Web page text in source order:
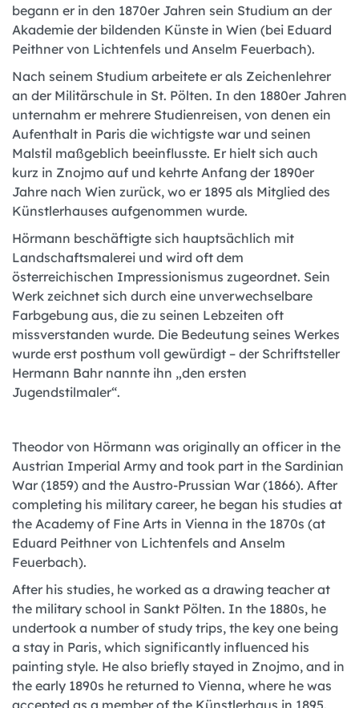
begann er in den 1870er Jahren sein Studium an der
Akademie der bildenden Künste in Wien (bei Eduard
Peithner von Lichtenfels und Anselm Feuerbach).
Nach seinem Studium arbeitete er als Zeichenlehrer
an der Militärschule in St. Pölten. In den 1880er Jahren
unternahm er mehrere Studienreisen, von denen ein
Aufenthalt in Paris die wichtigste war und seinen
Malstil maßgeblich beeinflusste. Er hielt sich auch
kurz in Znojmo auf und kehrte Anfang der 1890er
Jahre nach Wien zurück, wo er 1895 als Mitglied des
Künstlerhauses aufgenommen wurde.
Hörmann beschäftigte sich hauptsächlich mit
Landschaftsmalerei und wird oft dem
österreichischen Impressionismus zugeordnet. Sein
Werk zeichnet sich durch eine unverwechselbare
Farbgebung aus, die zu seinen Lebzeiten oft
missverstanden wurde. Die Bedeutung seines Werkes
wurde erst posthum voll gewürdigt – der Schriftsteller
Hermann Bahr nannte ihn „den ersten
Jugendstilmaler“.
Theodor von Hörmann was originally an officer in the
Austrian Imperial Army and took part in the Sardinian
War (1859) and the Austro-Prussian War (1866). After
completing his military career, he began his studies at
the Academy of Fine Arts in Vienna in the 1870s (at
Eduard Peithner von Lichtenfels and Anselm
Feuerbach).
After his studies, he worked as a drawing teacher at
the military school in Sankt Pölten. In the 1880s, he
undertook a number of study trips, the key one being
a stay in Paris, which significantly influenced his
painting style. He also briefly stayed in Znojmo, and in
the early 1890s he returned to Vienna, where he was
accepted as a member of the Künstlerhaus in 1895.